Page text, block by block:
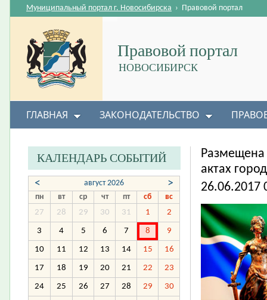
Правовой портал
НОВОСИБИРСК
Муниципальный портал г. Новосибирска › Правовой портал
ГЛАВНАЯ ЗАКОНОДАТЕЛЬСТВО
актах
26.06.2017
КАЛЕНДАРЬ СОБЫТИЙ
< август 2026 >
пн вт ср чт пт сб
вс
27
28 29 30 31 1 2
3 4 5 6 7 8 9
10 11 12 13 14 15 16
17 18 19 20 21 22 23
24 25 26 27 28 29 30